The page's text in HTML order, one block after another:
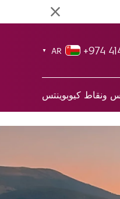
+974
AR
▼
ونقاط كيوبوينتس